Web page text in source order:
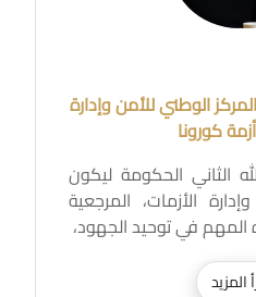
الوطني للأمن وإدارة
كورونا
الثاني الحكومة ليكون
الأزمات، المرجعية
المهم في توحيد الجهود،
المزيد